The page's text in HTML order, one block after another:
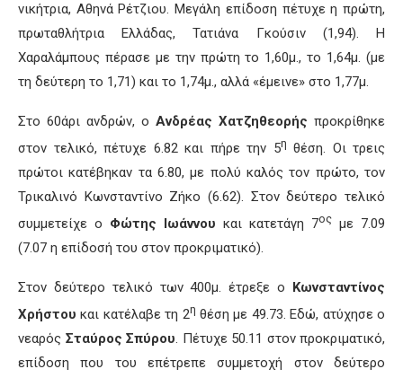
νικήτρια, Αθηνά Ρέτζιου. Μεγάλη επίδοση πέτυχε η πρώτη,
πρωταθλήτρια Ελλάδας, Τατιάνα Γκούσιν (1,94). Η
Χαραλάμπους πέρασε με την πρώτη το 1,60μ., το 1,64μ. (με
τη δεύτερη το 1,71) και το 1,74μ., αλλά «έμεινε» στο 1,77μ.
Στο 60άρι ανδρών, ο Ανδρέας Χατζηθεορής προκρίθηκε
στον τελικό, πέτυχε 6.82 και πήρε την 5η θέση. Οι τρεις
πρώτοι κατέβηκαν τα 6.80, με πολύ καλός τον πρώτο, τον
Τρικαλινό Κωνσταντίνο Ζήκο (6.62). Στον δεύτερο τελικό
συμμετείχε ο Φώτης Ιωάννου και κατετάγη 7ος με 7.09
(7.07 η επίδοσή του στον προκριματικό).
Στον δεύτερο τελικό των 400μ. έτρεξε ο Κωνσταντίνος
Χρήστου και κατέλαβε τη 2η θέση με 49.73. Εδώ, ατύχησε ο
νεαρός Σταύρος Σπύρου. Πέτυχε 50.11 στον προκριματικό,
επίδοση που του επέτρεπε συμμετοχή στον δεύτερο